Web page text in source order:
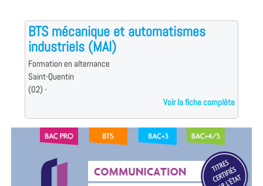
BTS mécanique et automatismes
industriels (MAI)
Formation en alternance
Saint-Quentin
(02) -
Voir la fiche complète